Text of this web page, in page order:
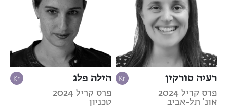
רעיה סורקין
פרס קריל 2024
אונ' תל-אביב
הילה פלג
פרס קריל 2024
טכניון